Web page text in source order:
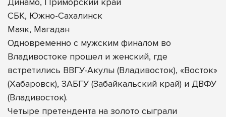
СБК, Южно-Сахалинск
Маяк, Магадан
Одновременно с мужским финалом во
Владивостоке прошел и женский, где
встретились ВВГУ-Акулы (Владивосток), «Восток»
(Хабаровск), ЗАБГУ (Забайкальский край) и ДВФУ
(Владивосток).
Четыре претендента на золото сыграли